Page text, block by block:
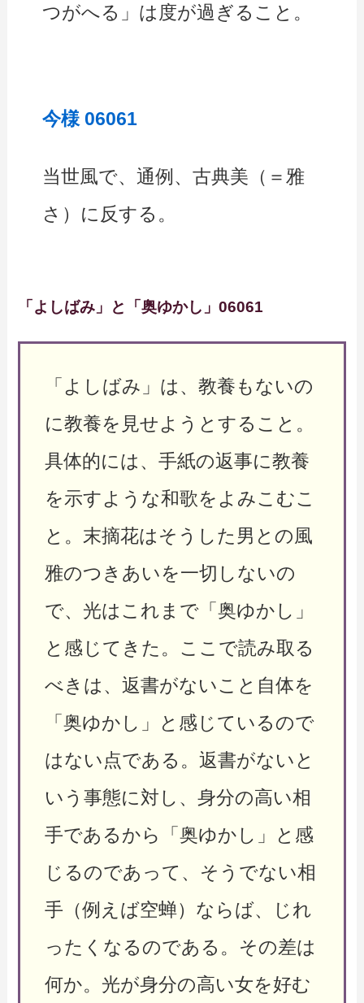
つがへる」は度が過ぎること。
今様 06061
当世風で、通例、古典美（＝雅
さ）に反する。
「よしばみ」と「奥ゆかし」06061
「よしばみ」は、教養もないの
に教養を見せようとすること。
具体的には、手紙の返事に教養
を示すような和歌をよみこむこ
と。末摘花はそうした男との風
雅のつきあいを一切しないの
で、光はこれまで「奥ゆかし」
と感じてきた。ここで読み取る
べきは、返書がないこと自体を
「奥ゆかし」と感じているので
はない点である。返書がないと
いう事態に対し、身分の高い相
手であるから「奥ゆかし」と感
じるのであって、そうでない相
手（例えば空蝉）ならば、じれ
ったくなるのである。その差は
何か。光が身分の高い女を好む